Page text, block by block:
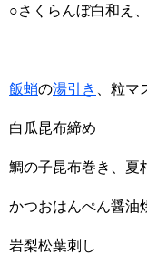
○さくらんぼ白和え
飯蛸の湯引き 、粒マ
白瓜昆布締め
鯛の子昆布巻き、夏
かつおはんぺん醤油
岩梨松葉刺し